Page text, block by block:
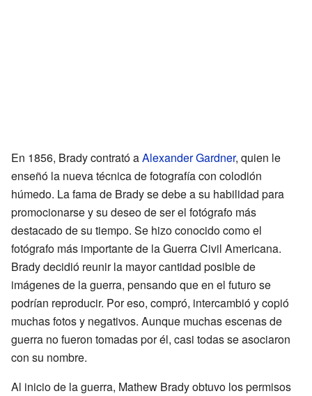
En 1856, Brady contrató aAlexander Gardner, quien le
enseñó la nueva técnica de fotografía con colodión
húmedo. La fama de Brady se debe a su habilidad para
promocionarse y su deseo de ser el fotógrafo más
destacado de su tiempo. Se hizo conocido como el
fotógrafo más importante de la Guerra Civil Americana.
Brady decidió reunir la mayor cantidad posible de
imágenes de la guerra, pensando que en el futuro se
podrían reproducir. Por eso, compró, intercambió y copió
muchas fotos y negativos. Aunque muchas escenas de
guerra no fueron tomadas por él, casi todas se asociaron
con su nombre.
Al inicio de la guerra, Mathew Brady obtuvo los permisos